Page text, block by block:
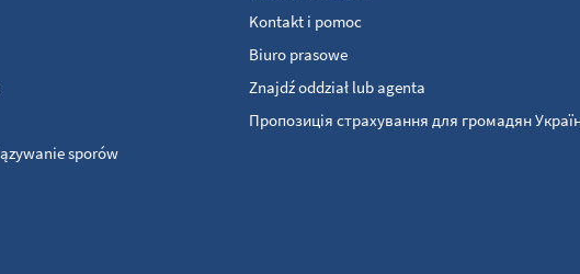
sporów
Kontakt i pomoc
Biuro prasowe
Znajdź oddział lub agenta
Пропозиція страхування для громадян